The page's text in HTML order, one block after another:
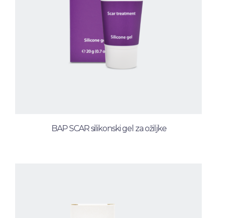
BAP SCAR silikonski gel za ožiljke